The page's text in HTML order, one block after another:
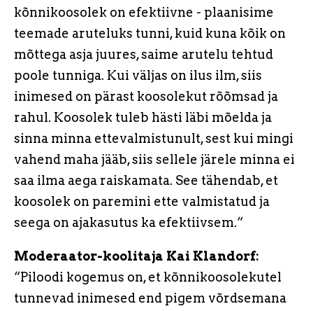
kõnnikoosolek on efektiivne - plaanisime
teemade aruteluks tunni, kuid kuna kõik on
mõttega asja juures, saime arutelu tehtud
poole tunniga. Kui väljas on ilus ilm, siis
inimesed on pärast koosolekut rõõmsad ja
rahul. Koosolek tuleb hästi läbi mõelda ja
sinna minna ettevalmistunult, sest kui mingi
vahend maha jääb, siis sellele järele minna ei
saa ilma aega raiskamata. See tähendab, et
koosolek on paremini ette valmistatud ja
seega on ajakasutus ka efektiivsem.“
Moderaator-koolitaja Kai Klandorf:
“Piloodi kogemus on, et kõnnikoosolekutel
tunnevad inimesed end pigem võrdsemana